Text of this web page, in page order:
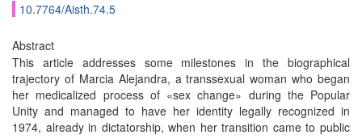
10.7764/Aisth.74.5
Abstract
This article addresses some milestones in the biographical
trajectory of Marcia Alejandra, a transsexual woman who began
her medicalized process of «sex change» during the Popular
Unity and managed to have her identity legally recognized in
1974, already in dictatorship, when her transition came to public